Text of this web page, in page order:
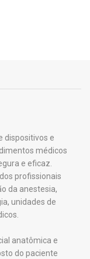
dispositivos e
médicos
e eficaz.
profissionais
da anestesia,
unidades de
anatômica e
do paciente